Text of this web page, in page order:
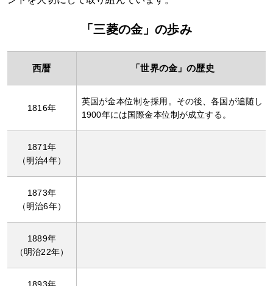
「三菱の金」の歩み
西暦 「世界の金」の歴史
1816年
英国が金本位制を採用。その後、各国が追随し
1900年には国際金本位制が成立する。
1871年
（明治4年）
1873年
（明治6年）
1889年
（明治22年）